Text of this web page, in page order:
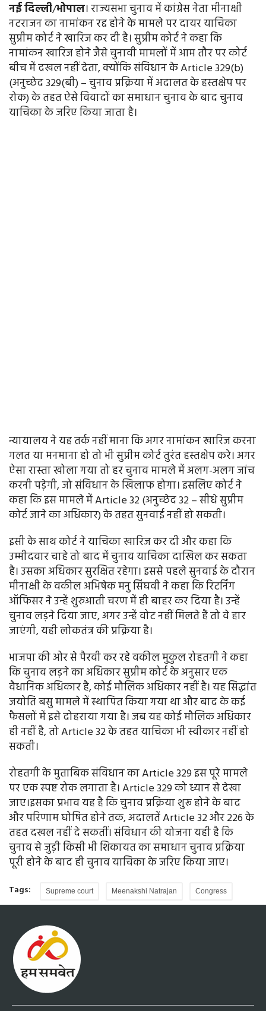
नईदिल्ली/भोपाल। राज्यसभा चुनाव में कांग्रेस नेता मीनाक्षी
नटराजन का नामांकन रद्द होने के मामले पर दायर याचिका
सुप्रीम कोर्ट ने खारिज कर दी है। सुप्रीम कोर्ट ने कहा कि
नामांकन खारिज होने जैसे चुनावी मामलों में आम तौर पर कोर्ट
बीच में दखल नहीं देता, क्योंकि संविधान के Article 329(b)
(अनुच्छेद 329(बी) – चुनाव प्रक्रिया में अदालत के हस्तक्षेप पर
रोक) के तहत ऐसे विवादों का समाधान चुनाव के बाद चुनाव
याचिका के जरिए किया जाता है।
न्यायालय ने यह तर्क नहीं माना कि अगर नामांकन खारिज करना
गलत या मनमाना हो तो भी सुप्रीम कोर्ट तुरंत हस्तक्षेप करे। अगर
ऐसा रास्ता खोला गया तो हर चुनाव मामले में अलग-अलग जांच
करनी पड़ेगी, जो संविधान के खिलाफ होगा। इसलिए कोर्ट ने
कहा कि इस मामले में Article 32 (अनुच्छेद 32 – सीधे सुप्रीम
कोर्ट जाने का अधिकार) के तहत सुनवाई नहीं हो सकती।
इसी के साथ कोर्ट ने याचिका खारिज कर दी और कहा कि
उम्मीदवार चाहे तो बाद में चुनाव याचिका दाखिल कर सकता
है। उसका अधिकार सुरक्षित रहेगा। इससे पहले सुनवाई के दौरान
मीनाक्षी के वकील अभिषेक मनु सिंघवी ने कहा कि रिटर्निंग
ऑफिसर ने उन्हें शुरुआती चरण में ही बाहर कर दिया है। उन्हें
चुनाव लड़ने दिया जाए, अगर उन्हें वोट नहीं मिलते हैं तो वे हार
जाएंगी, यही लोकतंत्र की प्रक्रिया है।
भाजपा की ओर से पैरवी कर रहे वकील मुकुल रोहतगी ने कहा
कि चुनाव लड़ने का अधिकार सुप्रीम कोर्ट के अनुसार एक
वैधानिक अधिकार है, कोई मौलिक अधिकार नहीं है। यह सिद्धांत
जयोति बसु मामले में स्थापित किया गया था और बाद के कई
फैसलों में इसे दोहराया गया है। जब यह कोई मौलिक अधिकार
ही नहीं है, तो Article 32 के तहत याचिका भी स्वीकार नहीं हो
सकती।
रोहतगी के मुताबिक संविधान का Article 329 इस पूरे मामले
पर एक स्पष्ट रोक लगाता है। Article 329 को ध्यान से देखा
जाए।इसका प्रभाव यह है कि चुनाव प्रक्रिया शुरू होने के बाद
और परिणाम घोषित होने तक, अदालतें Article 32 और 226 के
तहत दखल नहीं दे सकतीं। संविधान की योजना यही है कि
चुनाव से जुड़ी किसी भी शिकायत का समाधान चुनाव प्रक्रिया
पूरी होने के बाद ही चुनाव याचिका के जरिए किया जाए।
Tags: Supreme court Meenakshi Natrajan Congress